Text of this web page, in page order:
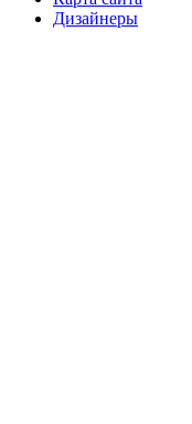
Дизайнеры